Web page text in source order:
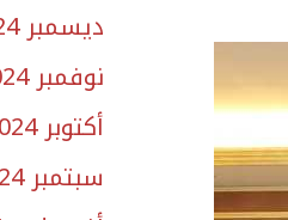
ديسمبر 2024
نوفمبر 2024
أكتوبر 2024
سبتمبر 2024